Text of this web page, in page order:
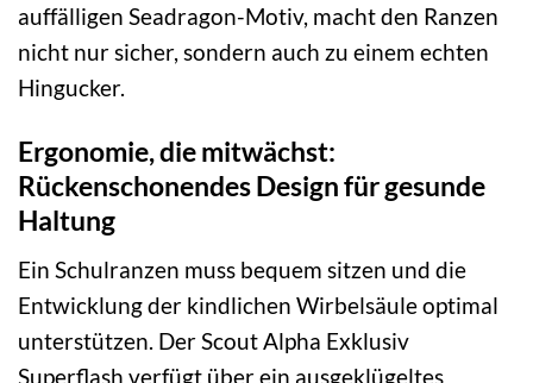
auffälligen Seadragon-Motiv, macht den Ranzen
nicht nur sicher, sondern auch zu einem echten
Hingucker.
Ergonomie, die mitwächst:
Rückenschonendes Design für gesunde
Haltung
Ein Schulranzen muss bequem sitzen und die
Entwicklung der kindlichen Wirbelsäule optimal
unterstützen. Der Scout Alpha Exklusiv
Superflash verfügt über ein ausgeklügeltes